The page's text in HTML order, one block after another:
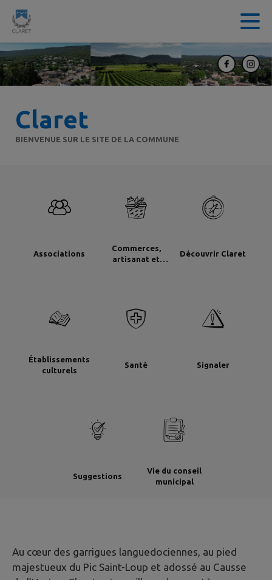
Contenu
Claret
BIENVENUE SUR LE SITE DE LA COMMUNE
Associations
Commerces,
artisanat et
Découvrir Claret
Établissements
culturels
Santé Signaler
Suggestions
Vie du conseil
municipal
Au cœur des garrigues languedociennes, au pied
majestueux du Pic Saint-Loup et adossé au Causse